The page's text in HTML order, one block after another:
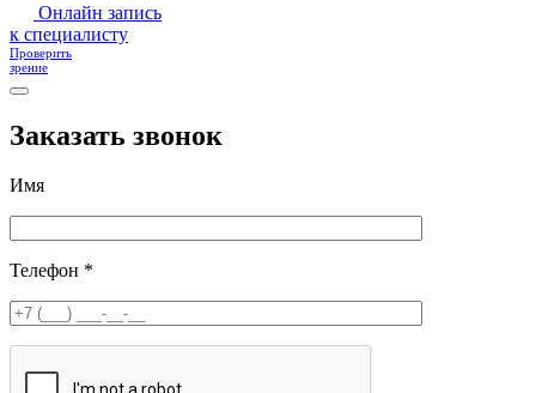
Онлайн запись
к специалисту
Проверить
зрение
Заказать звонок
Имя
Телефон *